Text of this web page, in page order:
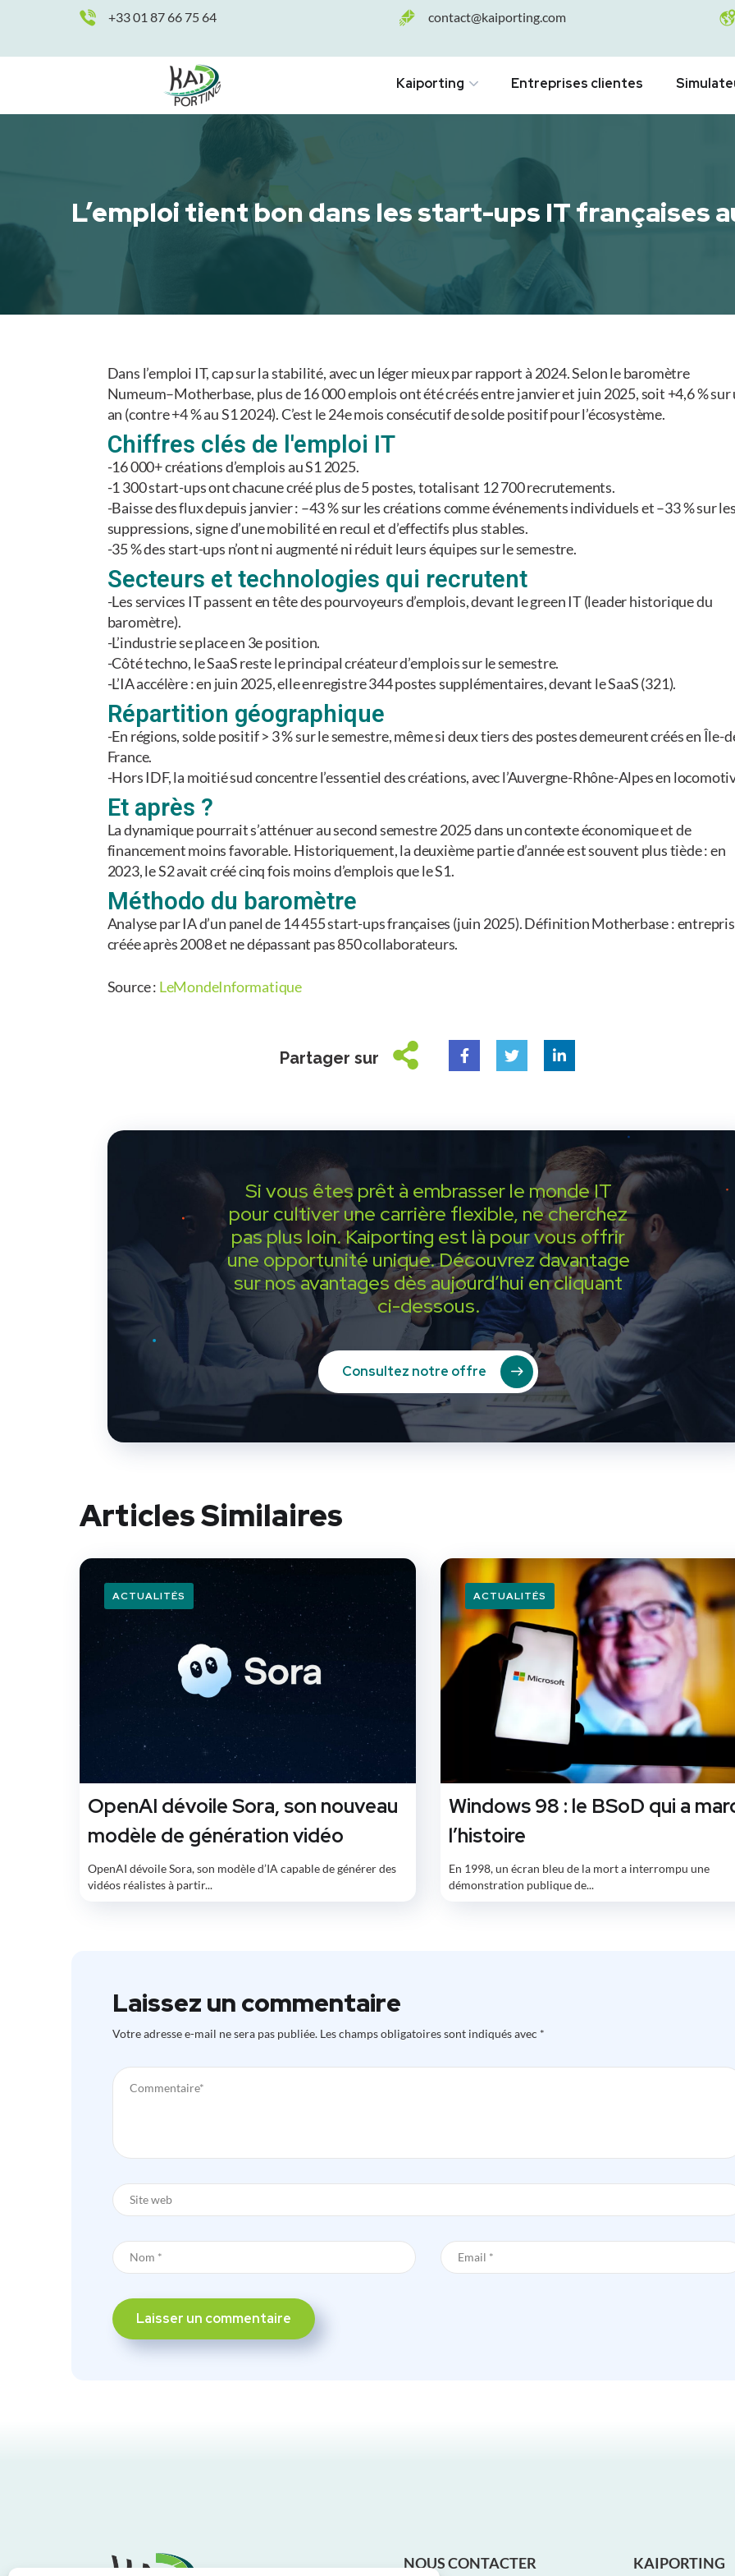
+33 01 87 66 75 64 contact@kaiporting.com
Kaiporting Entreprises clientes
L’emploi tient bon dans les start-ups IT françaises
Dans l’emploi IT, cap sur la stabilité, avec un léger mieux par rapport à 2024. Selon le baromètre
Numeum–Motherbase, plus de 16 000 emplois ont été créés entre janvier et juin 2025, soit +4,6 % sur
an (contre +4 % au S1 2024). C’est le 24e mois consécutif de solde positif pour l’écosystème.
Chiffres clés de l'emploi IT
-16 000+ créations d’emplois au S1 2025.
-1 300 start-ups ont chacune créé plus de 5 postes, totalisant 12 700 recrutements.
-Baisse des flux depuis janvier : –43 % sur les créations comme événements individuels et –33 % sur
suppressions, signe d’une mobilité en recul et d’effectifs plus stables.
-35 % des start-ups n’ont ni augmenté ni réduit leurs équipes sur le semestre.
Secteurs et technologies qui recrutent
-Les services IT passent en tête des pourvoyeurs d’emplois, devant le green IT (leader historique du
baromètre).
-L’industrie se place en 3e position.
-Côté techno, le SaaS reste le principal créateur d’emplois sur le semestre.
-L’IA accélère : en juin 2025, elle enregistre 344 postes supplémentaires, devant le SaaS (321).
Répartition géographique
-En régions, solde positif > 3 % sur le semestre, même si deux tiers des postes demeurent créés en Île-
France.
-Hors IDF, la moitié sud concentre l’essentiel des créations, avec l’Auvergne-Rhône-Alpes en
Et après ?
La dynamique pourrait s’atténuer au second semestre 2025 dans un contexte économique et de
financement moins favorable. Historiquement, la deuxième partie d’année est souvent plus tiède : en
2023, le S2 avait créé cinq fois moins d’emplois que le S1.
Méthodo du baromètre
Analyse par IA d’un panel de 14 455 start-ups françaises (juin 2025). Définition Motherbase :
créée après 2008 et ne dépassant pas 850 collaborateurs.
Source : LeMondeInformatique
Partager sur
Si vous êtes prêt à embrasser le monde IT
pour cultiver une carrière flexible, ne cherchez
pas plus loin. Kaiporting est là pour vous offrir
une opportunité unique. Découvrez davantage
sur nos avantages dès aujourd’hui en cliquant
ci-dessous.
Consultez notre offre
Articles Similaires
ACTUALITÉS
OpenAI dévoile Sora, son nouveau
modèle de génération vidéo
OpenAI dévoile Sora, son modèle d’IA capable de générer des
vidéos réalistes à partir...
ACTUALITÉS
Windows 98 : le BSoD qui a
l’histoire
En 1998, un écran bleu de la mort a interrompu une
démonstration publique de...
Laissez un commentaire
Votre adresse e-mail ne sera pas publiée. Les champs obligatoires sont indiqués avec *
NOUS CONTACTER KAIPORTING